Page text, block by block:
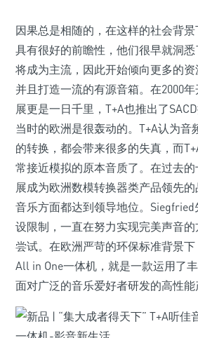
因果总是相随的，在这样的社会背
具有很好的前瞻性，他们很早就洞
将成为主流，因此开始倾向更多的资
并且打造一流的有源音箱。在2000
展更是一日千里，T+A也推出了
当时的欧洲是很轰动的。T+A认为音
的转换，都会带来很多的失真，而
常接近模拟的原本音质了。在过去
展成为欧洲数模转换器类产品领先
音乐方面都达到领导地位。Siegfried
设限制，一直在努力实现完美声音
尝试。在欧洲严苛的环保标准背景下
All in One一体机，就是一款运用了
面对广泛的音乐爱好者研发的高性能